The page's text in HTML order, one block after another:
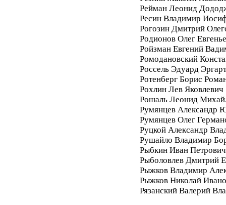
Рейман Леонид
Ресин Владимир
Рогозин Дмитрий
Родионов Олег
Ройзман Евгений
Ромодановский
Россель Эдуард
Ротенберг Борис
Рохлин Лев Яковлевич
Рошаль Леонид
Румянцев Александр
Румянцев Олег
Руцкой Александр
Рушайло Владимир
Рыбкин Иван Петрович
Рыболовлев Дмитрий
Рыжков Владимир
Рыжков Николай
Рязанский Валерий